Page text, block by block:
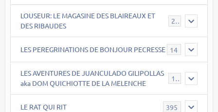
LOUSEUR: LE MAGASINE DES BLAIREAUX ET
DES RIBAUDES
21
LES PEREGRINATIONS DE BONJOUR PECRESSE 14
LES AVENTURES DE JUANCULADO GILIPOLLAS
aka DOM QUICHIOTTE DE LA MELENCHE
119
LE RAT QUI RIT 395